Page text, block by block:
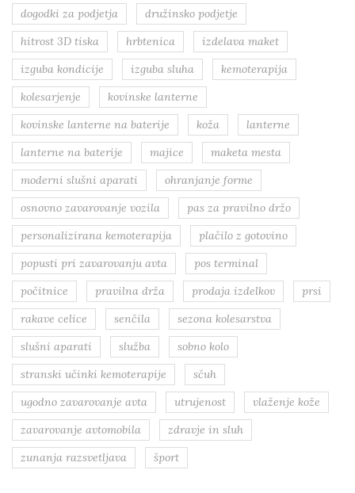
dogodki za podjetja
družinsko podjetje
hitrost 3D tiska
hrbtenica
izdelava maket
izguba kondicije
izguba sluha
kemoterapija
kolesarjenje
kovinske lanterne
kovinske lanterne na baterije
koža
lanterne
lanterne na baterije
majice
maketa mesta
moderni slušni aparati
ohranjanje forme
osnovno zavarovanje vozila
pas za pravilno držo
personalizirana kemoterapija
plačilo z gotovino
popusti pri zavarovanju avta
pos terminal
počitnice
pravilna drža prodaja izdelkov
prsi
rakave celice
senčila
sezona kolesarstva
slušni aparati
služba
sobno kolo
stranski učinki kemoterapije
sčuh
ugodno zavarovanje avta
utrujenost
vlaženje kože
zavarovanje avtomobila
zdravje in sluh
zunanja razsvetljava
šport